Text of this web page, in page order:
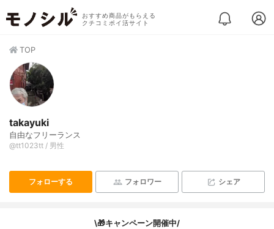
おすすめ商品がもらえる
クチコミポイ活サイト
TOP
takayuki
自由なフリーランス
@tt1023tt / 男性
フォローする フォロワー シェア
\🎁キャンペーン開催中/